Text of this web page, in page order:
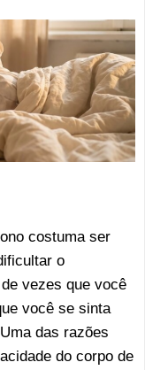
costuma ser
o
vezes que você
você se sinta
das razões
do corpo de